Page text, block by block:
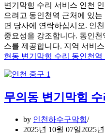
변기막힘 수리 서비스 인천
으려고 동인천역 근처에 있
면 당사에 연락하십시오. 인
중요성을 강조합니다. 동인천
스를 제공합니다. 지역 서비
현동 변기막힘 수리 동인천
무의동 변기막힘
by 인천하수구막힘
2025년 10월 07일2025